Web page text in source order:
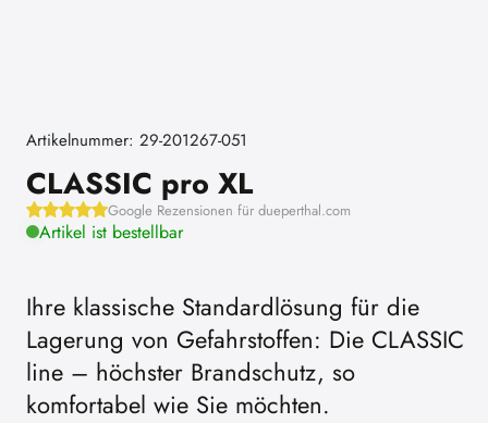
Artikelnummer: 29-201267-051
CLASSIC pro XL
Google Rezensionen für dueperthal.com
Artikel ist bestellbar
Ihre klassische Standardlösung für die
Lagerung von Gefahrstoffen: Die CLASSIC
line – höchster Brandschutz, so
komfortabel wie Sie möchten.